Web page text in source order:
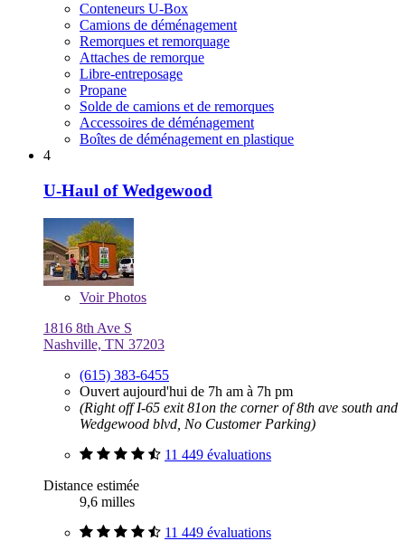
Conteneurs U-Box
Camions de déménagement
Remorques et remorquage
Attaches de remorque
Libre-entreposage
Propane
Solde de camions et de remorques
Accessoires de déménagement
Boîtes de déménagement en plastique
4
U-Haul of Wedgewood
VoirPhotos
1816 8th Ave S
Nashville, TN 37203
(615) 383-6455
Ouvert aujourd'hui de 7h am à 7h pm
(Right off I-65 exit 81on the corner of 8th ave south and
Wedgewood blvd, No Customer Parking)
11 449 évaluations
Distance estimée
9,6 milles
11 449 évaluations